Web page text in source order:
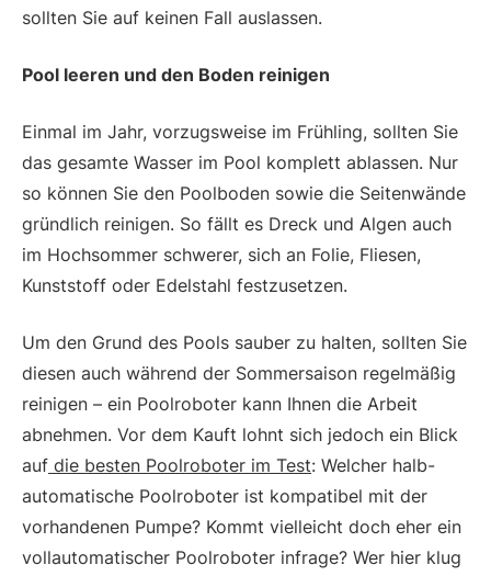
sollten Sie auf keinen Fall auslassen.
Pool leeren und den Boden reinigen
Einmal im Jahr, vorzugsweise im Frühling, sollten Sie
das gesamte Wasser im Pool komplett ablassen. Nur
so können Sie den Poolboden sowie die Seitenwände
gründlich reinigen. So fällt es Dreck und Algen auch
im Hochsommer schwerer, sich an Folie, Fliesen,
Kunststoff oder Edelstahl festzusetzen.
Um den Grund des Pools sauber zu halten, sollten Sie
diesen auch während der Sommersaison regelmäßig
reinigen – ein Poolroboter kann Ihnen die Arbeit
abnehmen. Vor dem Kauft lohnt sich jedoch ein Blick
auf die besten Poolroboter im Test: Welcher halb-
automatische Poolroboter ist kompatibel mit der
vorhandenen Pumpe? Kommt vielleicht doch eher ein
vollautomatischer Poolroboter infrage? Wer hier klug